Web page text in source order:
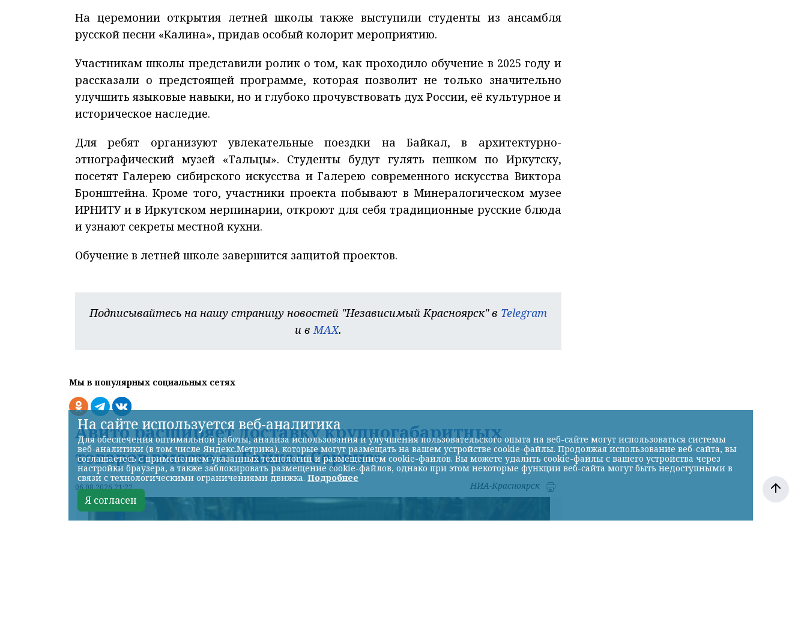
На церемонии открытия летней школы также выступили студенты из ансамбля
русской песни «Калина», придав особый колорит мероприятию.
Участникам школы представили ролик о том, как проходило обучение в 2025 году и
рассказали о предстоящей программе, которая позволит не только значительно
улучшить языковые навыки, но и глубоко прочувствовать дух России, её культурное и
историческое наследие.
Для ребят организуют увлекательные поездки на Байкал, в архитектурно-
этнографический музей «Тальцы». Студенты будут гулять пешком по Иркутску,
посетят Галерею сибирского искусства и Галерею современного искусства Виктора
Бронштейна. Кроме того, участники проекта побывают в Минералогическом музее
ИРНИТУ и в Иркутском нерпинарии, откроют для себя традиционные русские блюда
и узнают секреты местной кухни.
Обучение в летней школе завершится защитой проектов.
Подписывайтесь на нашу страницу новостей "Независимый Красноярск" в Telegram
и вMAX.
Мы в популярных социальных сетях
Авито расширяет доставку крупногабаритных
товаров вместе с «Байкал Сервис»
06.08.2026 21:22 НИА-Красноярск
На сайте используется веб-аналитика
Для обеспечения оптимальной работы, анализа использования и улучшения пользовательского опыта на веб-сайте могут использоваться системы
веб-аналитики (в том числе Яндекс.Метрика), которые могут размещать на вашем устройстве cookie-файлы. Продолжая использование веб-сайта, вы
соглашаетесь с применением указанных технологий и размещением cookie-файлов. Вы можете удалить cookie-файлы с вашего устройства через
настройки браузера, а также заблокировать размещение cookie-файлов, однако при этом некоторые функции веб-сайта могут быть недоступными в
связи с технологическими ограничениями движка. Подробнее
Я согласен